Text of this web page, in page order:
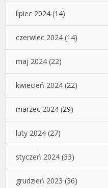
lipiec 2024 (14)
czerwiec 2024 (14)
maj 2024 (22)
kwiecień 2024 (22)
marzec 2024 (29)
luty 2024 (27)
styczeń 2024 (33)
grudzień 2023 (36)